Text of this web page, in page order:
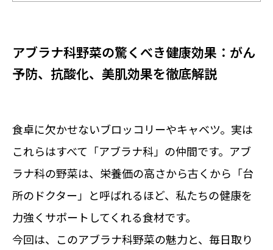
アブラナ科野菜の驚くべき健康効果：がん
予防、抗酸化、美肌効果を徹底解説
食卓に欠かせないブロッコリーやキャベツ。実は
これらはすべて「アブラナ科」の仲間です。アブ
ラナ科の野菜は、栄養価の高さから古くから「台
所のドクター」と呼ばれるほど、私たちの健康を
力強くサポートしてくれる食材です。
今回は、このアブラナ科野菜の魅力と、毎日取り